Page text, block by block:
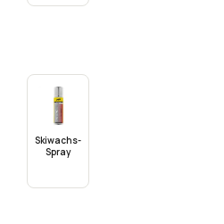
Skiwachs-
Spray